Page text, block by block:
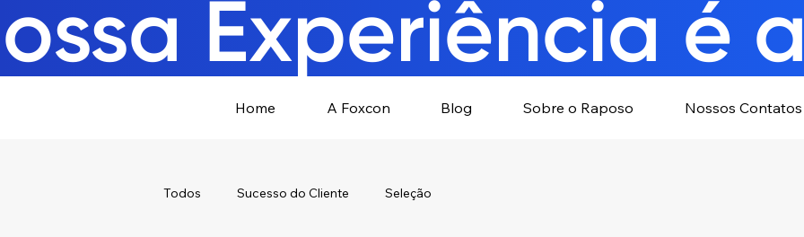
Home A Foxcon Blog Sobre o Raposo Nossos Contatos
Experiência é
Todos Sucesso do Cliente Seleção